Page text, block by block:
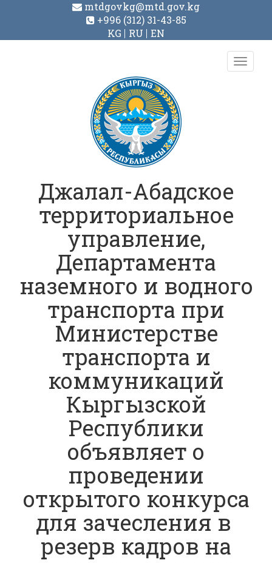
mtdgovkg@mtd.gov.kg
+996 (312) 31-43-85
KG
RU EN
Toggle
Джалал-Абадское
территориальное
управление,
Департамента
наземного и водного
транспорта при
Министерстве
транспорта и
коммуникаций
Кыргызской
Республики
объявляет о
проведении
открытого конкурса
для зачесления в
резерв кадров на